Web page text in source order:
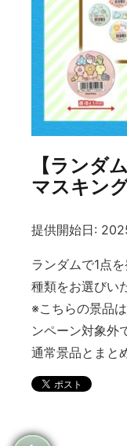
【ランダ
マスキン
提供開始日:
ランダムで1点を
種類をお選びい
※こちらの景品
ンペーン対象外
通常景品とまと